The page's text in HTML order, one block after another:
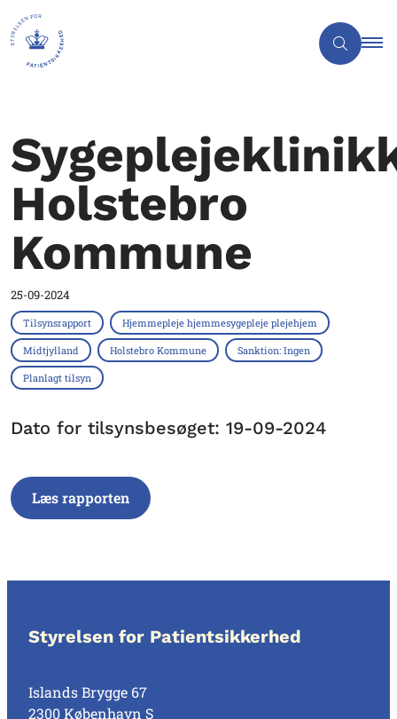
Holstebro
Kommune
25-09-2024
Tilsynsrapport Hjemmepleje hjemmesygepleje plejehjem
Midtjylland Holstebro Kommune Sanktion: Ingen
Planlagt tilsyn
Dato for tilsynsbesøget: 19-09-2024
Læs rapporten
Styrelsen for Patientsikkerhed
Islands Brygge 67
2300 København S